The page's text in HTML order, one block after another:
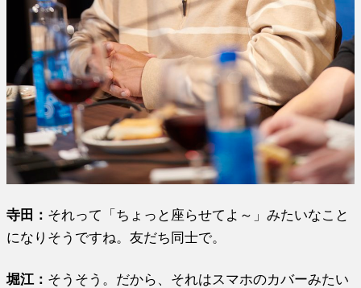
寺田： それって「ちょっと座らせてよ～」みたいなこと
になりそうですね。友だち同士で。
堀江 ： そうそう。だから、それはスマホのカバーみたい